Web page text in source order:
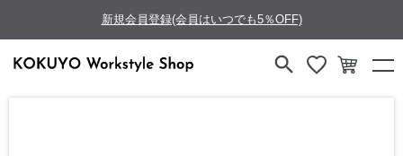
新規会員登録(会員はいつでも5％OFF)